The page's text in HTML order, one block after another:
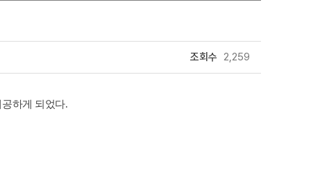
조회수 2,259
하게 되었다.